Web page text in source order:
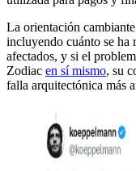
La orientación
incluyendo cuánto se ha
afectados, y si el
Zodiac en sí mismo, su
falla arquitectónica más